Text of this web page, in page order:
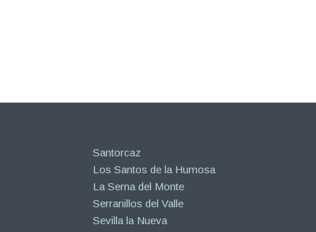
Santorcaz
Los Santos de la Humosa
La Serna del Monte
Serranillos del Valle
Sevilla la Nueva